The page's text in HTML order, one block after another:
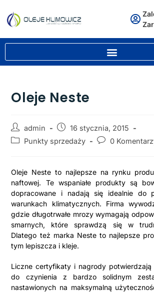
Oleje Neste
admin
16 stycznia, 2015
Punkty sprzedaży
0
Oleje Neste to najlepsze na rynku
naftowej. Te wspaniałe produkty są
dopracowane i nadają się idealnie do
warunkach klimatycznych. Firma
gdzie długotrwałe mrozy wymagają
smarnych, które sprawdzą się w
Dlatego też marka Neste to najlepsze
tym lepiszcza i kleje.
Liczne certyfikaty i nagrody
do czynienia z bardzo solidnym
nastawionych na maksymalną